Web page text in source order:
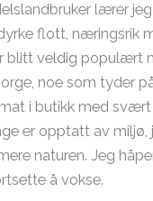
lærer
flott, næringsrik
blitt veldig populært
noe som tyder
i butikk med svært
er opptatt av miljø,
naturen. Jeg
å vokse.